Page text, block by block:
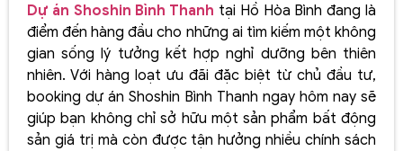
Dự án Shoshin Bình Thanh tại Hồ Hòa Bình đang là
điểm đến hàng đầu cho những ai tìm kiếm một không
gian sống lý tưởng kết hợp nghỉ dưỡng bên thiên
nhiên. Với hàng loạt ưu đãi đặc biệt từ chủ đầu tư,
booking dự án Shoshin Bình Thanh ngay hôm nay sẽ
giúp bạn không chỉ sở hữu một sản phẩm bất động
sản giá trị mà còn được tận hưởng nhiều chính sách